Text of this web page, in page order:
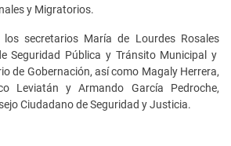
y Migratorios.
los secretarios María de Lourdes Rosales
Seguridad Pública y Tránsito Municipal y
de Gobernación, así como Magaly Herrera,
Leviatán y Armando García Pedroche,
Ciudadano de Seguridad y Justicia.